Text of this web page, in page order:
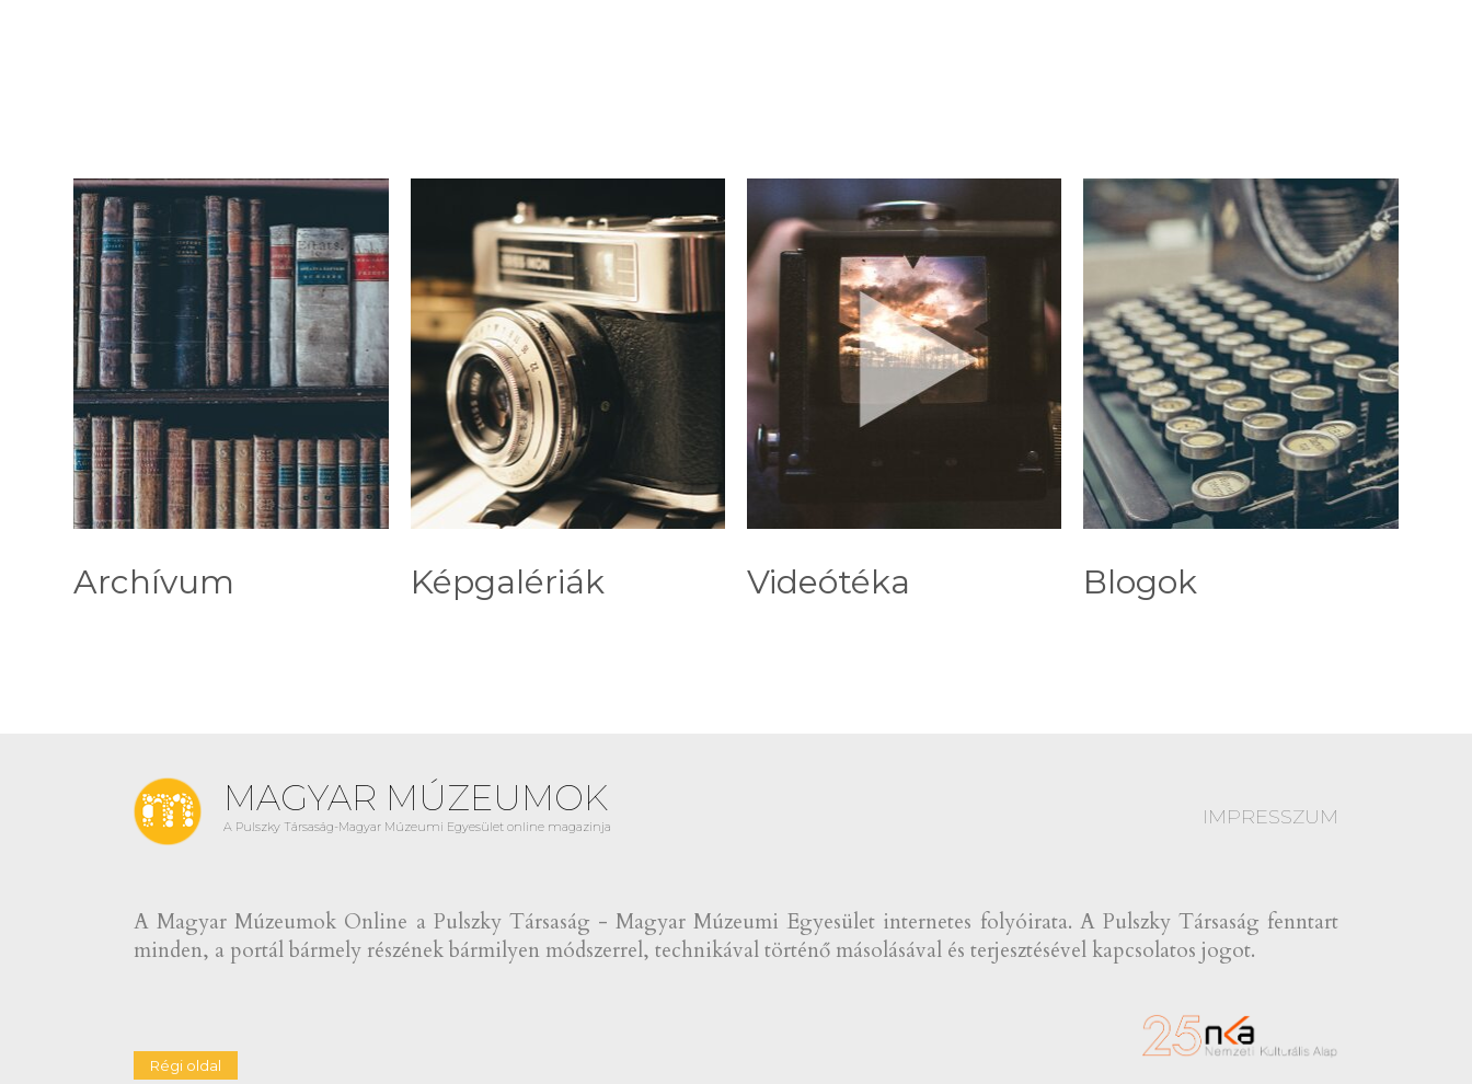
Archívum Képgalériák Videótéka Blogok
MAGYAR MÚZEUMOK
A Pulszky Társaság-Magyar Múzeumi Egyesület online magazinja IMPRESSZUM
A Magyar Múzeumok Online a Pulszky Társaság - Magyar Múzeumi Egyesület internetes folyóirata. A Pulszky Társaság fenntart
minden, a portál bármely részének bármilyen módszerrel, technikával történő másolásával és terjesztésével kapcsolatos jogot.